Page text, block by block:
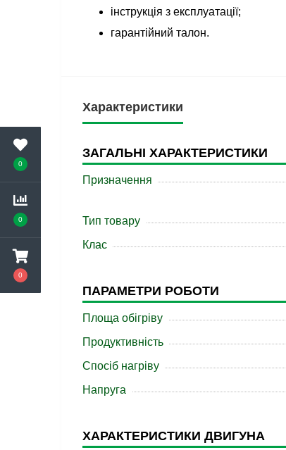
0
0
0
інструкція з експлуатації;
гарантійний талон.
Характеристики
ЗАГАЛЬНІ ХАРАКТЕРИСТИКИ
Призначення
Тип товару
Клас
ПАРАМЕТРИ РОБОТИ
Площа обігріву
Продуктивність
Спосіб нагріву
Напруга
ХАРАКТЕРИСТИКИ ДВИГУНА